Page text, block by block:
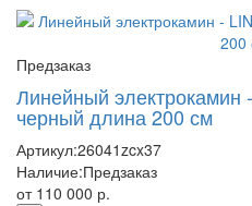
Предзаказ
Линейный электрокамин
черный длина 200 см
Артикул:26041zcx37
Наличие:Предзаказ
от 110 000 р.